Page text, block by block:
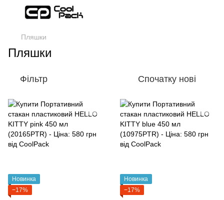
Пляшки
Пляшки
Фільтр Спочатку нові
Новинка
−17%
Новинка
−17%